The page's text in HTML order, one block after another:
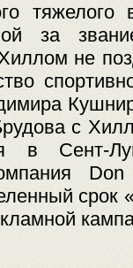
за
не
с
в Сент-
срок